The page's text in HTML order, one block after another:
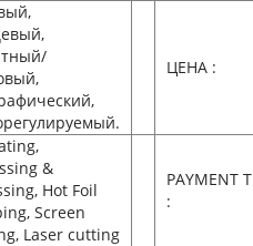
ЦЕНА :
&
Hot Foil
Screen
Laser cutting
PAYMENT
: